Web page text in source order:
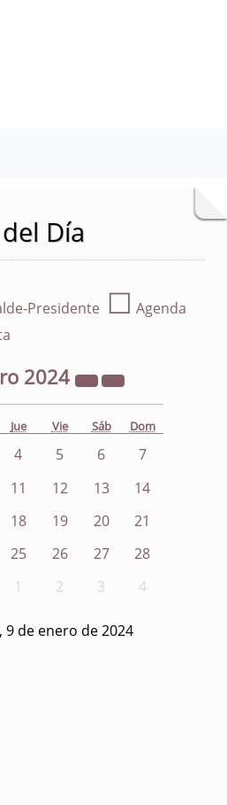
Día
Presidente ☐ Agenda
2024
Jue Vie Sáb Dom
4 5 6
7
11 12 13
14
18 19 20
21
25 26 27
28
1 2 3 4
9 de enero de 2024